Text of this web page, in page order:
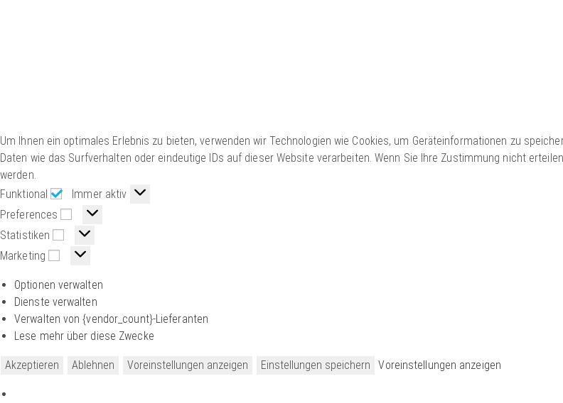
Um Ihnen ein optimales Erlebnis zu bieten, verwenden wir Technologien wie Cookies, um Geräteinformationen zu
Daten wie das Surfverhalten oder eindeutige IDs auf dieser Website verarbeiten. Wenn Sie Ihre Zustimmung nicht
werden.
Funktional
Immer aktiv
Preferences
Statistiken
Marketing
Optionen verwalten
Dienste verwalten
Verwalten von {vendor_count}-Lieferanten
Lese mehr über diese Zwecke
Akzeptieren Ablehnen Voreinstellungen anzeigen Einstellungen speichern Voreinstellungen anzeigen